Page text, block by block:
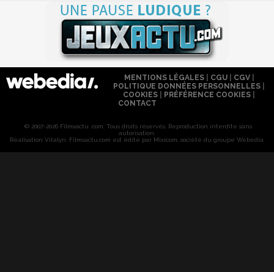
MENTIONS LÉGALES| CGU| CGV|
POLITIQUE DONNÉES PERSONNELLES
COOKIES
PRÉFÉRENCE COOKIES
CONTACT
© 2007-2026 Filmsactu .com. Tous droits réservés. Reproduction interdite sans
autorisation.
Réalisation Vitalyn . Filmsactu .com est édité par Mixicom, société du groupe Webedia.